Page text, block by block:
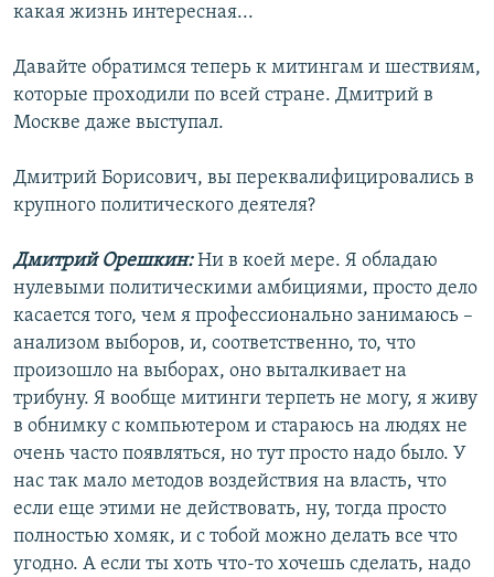
какая жизнь интересная...
Давайте обратимся теперь к митингам и шествиям,
которые проходили по всей стране. Дмитрий в
Москве даже выступал.
Дмитрий Борисович, вы переквалифицировались в
крупного политического деятеля?
Дмитрий Орешкин:Ни в коей мере. Я обладаю
нулевыми политическими амбициями, просто дело
касается того, чем я профессионально занимаюсь –
анализом выборов, и, соответственно, то, что
произошло на выборах, оно выталкивает на
трибуну. Я вообще митинги терпеть не могу, я живу
в обнимку с компьютером и стараюсь на людях не
очень часто появляться, но тут просто надо было. У
нас так мало методов воздействия на власть, что
если еще этими не действовать, ну, тогда просто
полностью хомяк, и с тобой можно делать все что
угодно. А если ты хоть что-то хочешь сделать, надо